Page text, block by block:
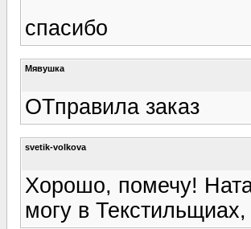
спасибо
Мявушка
ОТправила заказ
svetik-volkova
Хорошо, помечу!
могу в